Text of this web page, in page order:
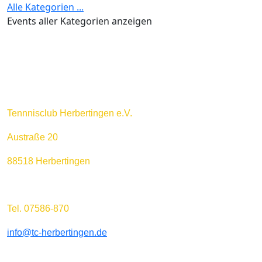
Alle Kategorien ...
Events aller Kategorien anzeigen
Tennnisclub Herbertingen e.V.
Austraße 20
88518 Herbertingen
Tel. 07586-870
info@tc-herbertingen.de